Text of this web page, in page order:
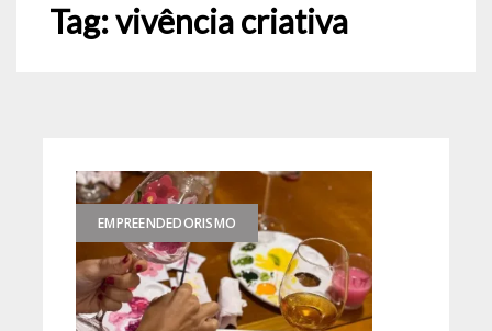
Tag:vivência criativa
EMPREENDEDORISMO